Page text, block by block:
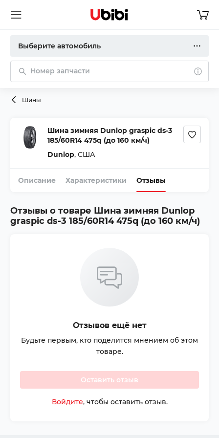
Выберите автомобиль
Номер запчасти
Шины
Шина зимняя Dunlop graspic ds-3
185/60R14 475q (до 160 км/ч)
Dunlop, США
Описание Характеристики Отзывы
Отзывы о товаре Шина зимняя Dunlop
graspic ds-3 185/60R14 475q (до 160 км/ч)
Отзывов ещё нет
Будьте первым, кто поделится мнением об этом
товаре.
Оставить отзыв
Войдите, чтобы оставить отзыв.